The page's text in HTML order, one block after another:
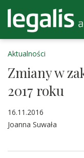
Aktualności
Zmiany w
2017 roku
16.11.2016
Joanna Suwała